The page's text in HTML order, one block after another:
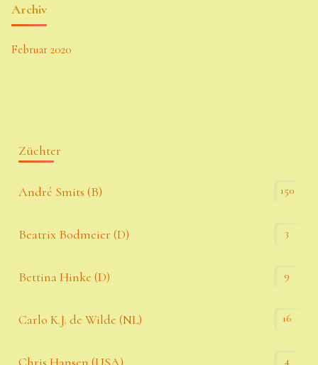
Archiv
Februar 2020
Züchter
André Smits (B) 150
Beatrix Bodmeier (D) 3
Bettina Hinke (D) 9
Carlo K.J. de Wilde (NL) 16
4